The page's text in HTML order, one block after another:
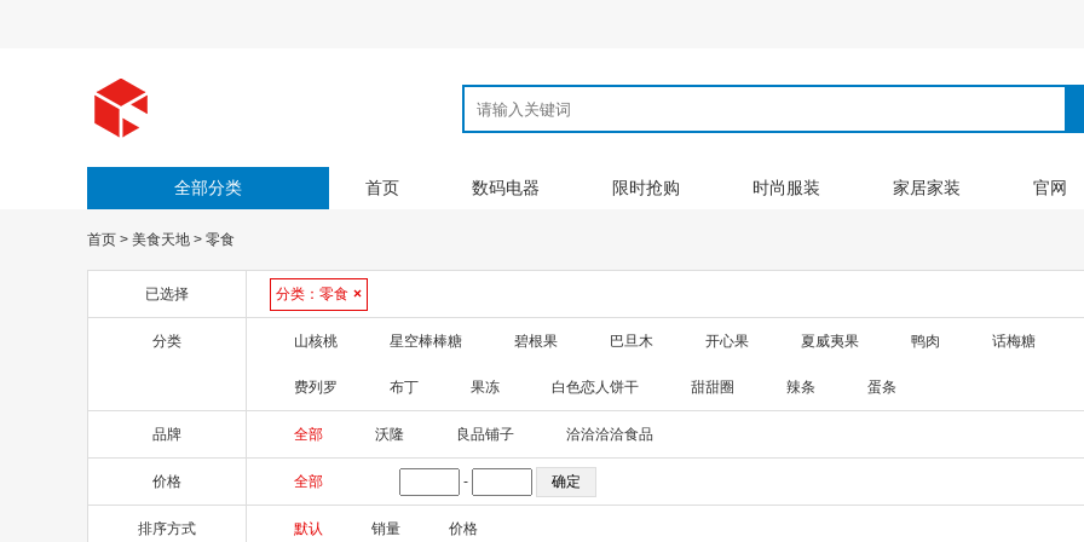
全部分类 首页 数码电器 限时抢购 时尚服装 家居家装 官网
首页 > 美食天地 > 零食
已选择 分类： 零食 ×
分类 山核桃 星空棒棒糖 碧根果 巴旦木 开心果 夏威夷果 鸭肉 话梅糖
费列罗 布丁 果冻 白色恋人饼干 甜甜圈 辣条 蛋条
品牌 全部 沃隆 良品铺子 洽洽洽洽食品
价格 全部 -
排序方式 默认 销量 价格